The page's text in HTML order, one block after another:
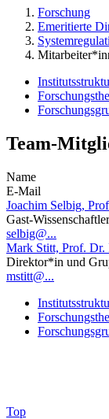
Forschung
Emeritierte
Team-
Name
E-Mail
Joachim Selbig,
Gast-
selbig@...
Mark Stitt, Prof. Dr.
Direktor*in und
mstitt@...
Top